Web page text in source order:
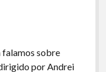
falamos sobre
por Andrei